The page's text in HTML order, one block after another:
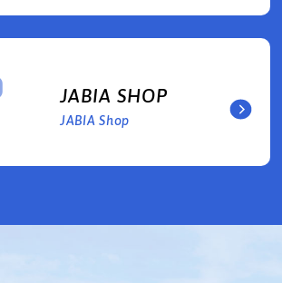
JABIA SHOP
JABIA Shop